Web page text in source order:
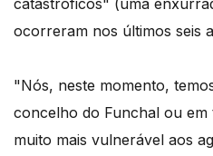
catastróficos" (uma
ocorreram nos últimos seis
"Nós, neste momento,
concelho do Funchal ou em
muito mais vulnerável aos